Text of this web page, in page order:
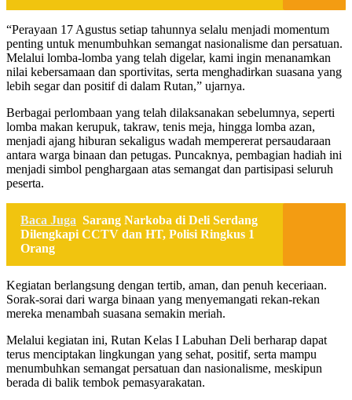
“Perayaan 17 Agustus setiap tahunnya selalu menjadi momentum
penting untuk menumbuhkan semangat nasionalisme dan persatuan.
Melalui lomba-lomba yang telah digelar, kami ingin menanamkan
nilai kebersamaan dan sportivitas, serta menghadirkan suasana yang
lebih segar dan positif di dalam Rutan,” ujarnya.
Berbagai perlombaan yang telah dilaksanakan sebelumnya, seperti
lomba makan kerupuk, takraw, tenis meja, hingga lomba azan,
menjadi ajang hiburan sekaligus wadah mempererat persaudaraan
antara warga binaan dan petugas. Puncaknya, pembagian hadiah ini
menjadi simbol penghargaan atas semangat dan partisipasi seluruh
peserta.
Baca Juga Sarang Narkoba di Deli Serdang
Dilengkapi CCTV dan HT, Polisi Ringkus 1
Orang
Kegiatan berlangsung dengan tertib, aman, dan penuh keceriaan.
Sorak-sorai dari warga binaan yang menyemangati rekan-rekan
mereka menambah suasana semakin meriah.
Melalui kegiatan ini, Rutan Kelas I Labuhan Deli berharap dapat
terus menciptakan lingkungan yang sehat, positif, serta mampu
menumbuhkan semangat persatuan dan nasionalisme, meskipun
berada di balik tembok pemasyarakatan.